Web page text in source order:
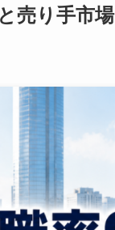
売り手市場